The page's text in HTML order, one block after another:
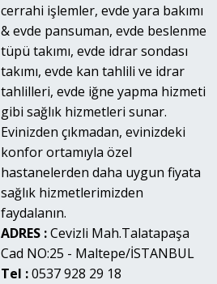
cerrahi işlemler, evde yara bakımı
& evde pansuman, evde beslenme
tüpü takımı, evde idrar sondası
takımı, evde kan tahlili ve idrar
tahlilleri, evde iğne yapma hizmeti
gibi sağlık hizmetleri sunar.
Evinizden çıkmadan, evinizdeki
konfor ortamıyla özel
hastanelerden daha uygun fiyata
sağlık hizmetlerimizden
faydalanın.
ADRES :Cevizli Mah.Talatapaşa
Cad NO:25 - Maltepe/İSTANBUL
Tel :0537 928 29 18